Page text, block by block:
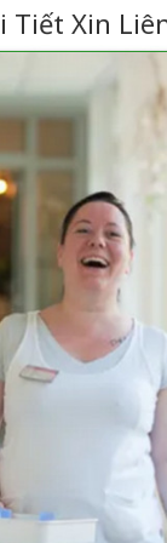
Tiết Xin